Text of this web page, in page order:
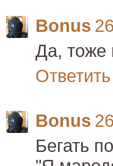
Bonus
Да, тоже
Ответить
Bonus
Бегать